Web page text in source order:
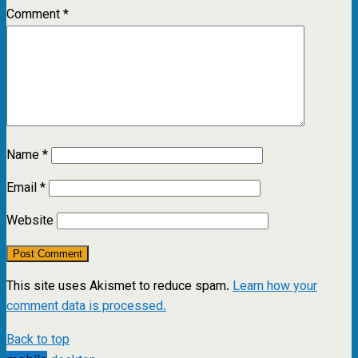
Comment*
Name*
Email*
Website
This site uses Akismet to reduce spam. Learn how your
comment data is processed.
Back to top